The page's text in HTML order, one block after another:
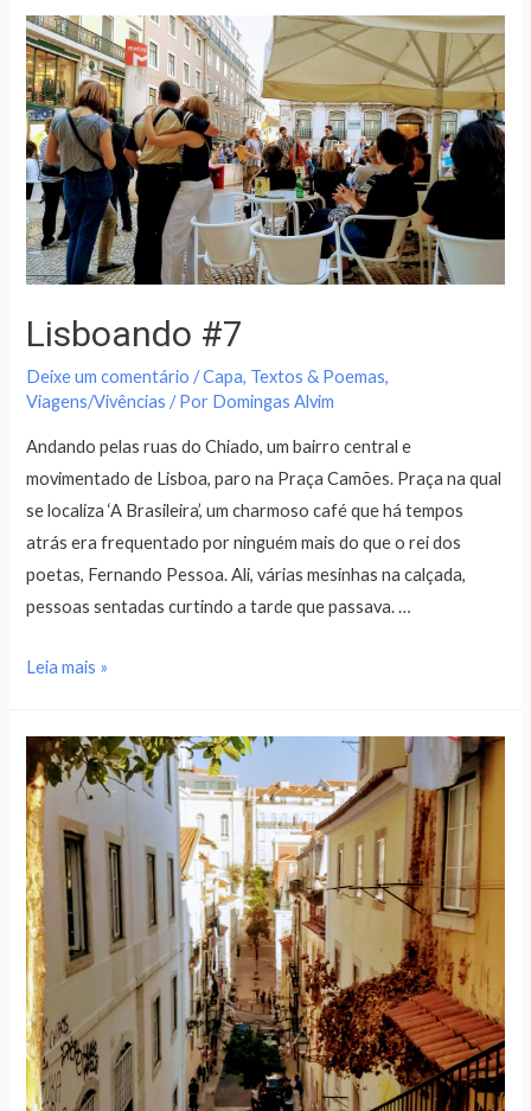
Lisboando #7
Deixe um comentário /Capa, Textos & Poemas,
Viagens/Vivências / Por Domingas Alvim
Andando pelas ruas do Chiado, um bairro central e
movimentado de Lisboa, paro na Praça Camões. Praça na qual
se localiza ‘A Brasileira’, um charmoso café que há tempos
atrás era frequentado por ninguém mais do que o rei dos
poetas, Fernando Pessoa. Ali, várias mesinhas na calçada,
pessoas sentadas curtindo a tarde que passava. …
Leia mais »